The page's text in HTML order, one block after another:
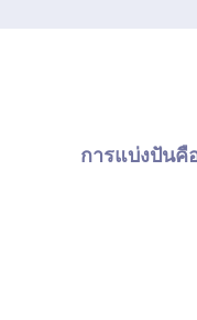
การแบ่งปันคื